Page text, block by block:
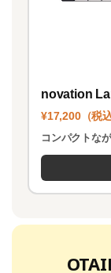
novation
¥17,200（税込
コンパクトな